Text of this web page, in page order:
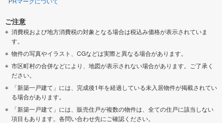
ご注意
消費税および地方消費税の対象となる場合は税込み価格が表示されていま
す。
物件の写真やイラスト、CGなどは実際と異なる場合があります。
市区町村の合併などにより、地図が表示されない場合があります。ご了承く
ださい。
「新築一戸建て」には、完成後1年を経過している未入居物件が掲載されてい
る場合があります。
「新築一戸建て」には、販売住戸が複数の物件は、全ての住戸に該当しない
項目もあります。各問い合わせ先にご確認ください。